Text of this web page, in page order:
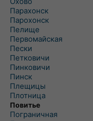
Парахонск
Парохонск
Пелище
Первомайская
Пески
Петковичи
Пинковичи
Пинск
Плещицы
Плотница
Повитье
Пограничная